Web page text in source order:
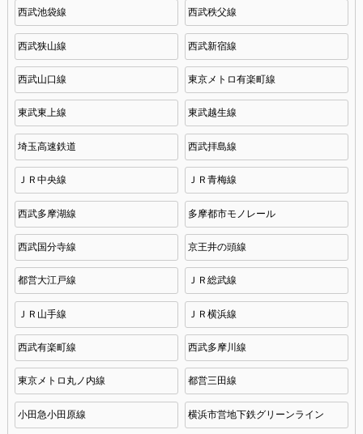
西武池袋線 西武秩父線
西武狭山線 西武新宿線
西武山口線 東京メトロ有楽町線
東武東上線 東武越生線
埼玉高速鉄道 西武拝島線
ＪＲ中央線 ＪＲ青梅線
西武多摩湖線 多摩都市モノレール
西武国分寺線 京王井の頭線
都営大江戸線 ＪＲ総武線
ＪＲ山手線 ＪＲ横浜線
西武有楽町線 西武多摩川線
東京メトロ丸ノ内線 都営三田線
小田急小田原線 横浜市営地下鉄グリーンライン